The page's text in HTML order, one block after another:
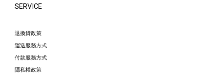
SERVICE
退換貨政策
運送服務方式
付款服務方式
隱私權政策